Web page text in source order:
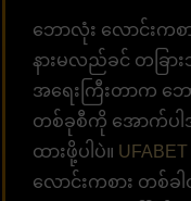
ဘောလုံး လောင်းကစ
နားမလည်ခင် တခြ
အရေးကြီးတာက ဘေ
တစ်ခုစီကို အောက်ပ
ထားဖို့ပါပဲ။ UFABET
လောင်းကစား တစ်